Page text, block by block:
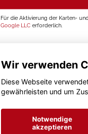
Für die Aktivierung der Karten-
Google LLC erforderlich.
Wir verwenden
Diese Webseite
gewährleisten und um
Notwendige
akzeptieren